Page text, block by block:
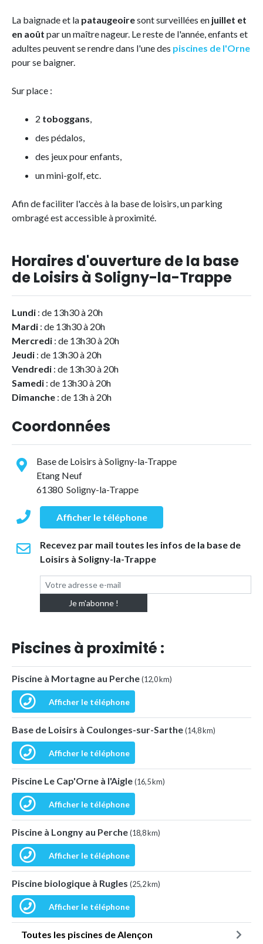
La baignade et la pataugeoiresont surveillées en juillet et
en août par un maître nageur. Le reste de l'année, enfants et
adultes peuvent se rendre dans l'une des piscines de l'Orne
pour se baigner.
Sur place :
2 toboggans,
des pédalos,
des jeux pour enfants,
un mini-golf, etc.
Afin de faciliter l'accès à la base de loisirs, un parking
ombragé est accessible à proximité.
Horaires d'ouverture de la base
de Loisirs à Soligny-la-Trappe
Lundi : de 13h30 à 20h
Mardi : de 13h30 à 20h
Mercredi : de 13h30 à 20h
Jeudi : de 13h30 à 20h
Vendredi : de 13h30 à 20h
Samedi : de 13h30 à 20h
Dimanche : de 13h à 20h
Coordonnées
Base de Loisirs à Soligny-la-Trappe
Etang Neuf
61380 Soligny-la-Trappe
Afficher le téléphone
Recevez par mail toutes les infos de la base de
Loisirs à Soligny-la-Trappe
Piscines à proximité :
Piscine à Mortagne au Perche(12,0 km)
Afficher le téléphone
Base de Loisirs à Coulonges-sur-Sarthe(14,8 km)
Afficher le téléphone
Piscine Le Cap'Orne à l'Aigle(16,5 km)
Afficher le téléphone
Piscine à Longny au Perche(18,8 km)
Afficher le téléphone
Piscine biologique à Rugles (25,2 km)
Afficher le téléphone
Toutes les piscines de Alençon